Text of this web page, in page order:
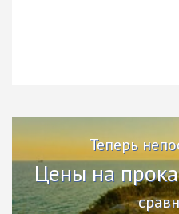
Теперь
Цены на